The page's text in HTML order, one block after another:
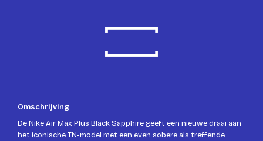
Omschrijving
De Nike Air Max Plus Black Sapphire geeft een nieuwe draai aan
het iconische TN-model met een even sobere als treffende